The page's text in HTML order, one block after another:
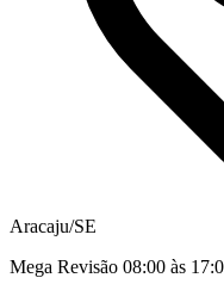
Aracaju/SE
Mega Revisão 08:00 às